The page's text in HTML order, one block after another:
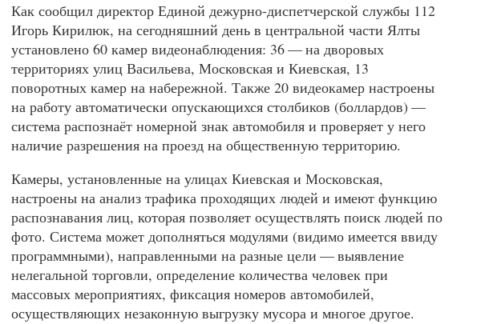
Как сообщил директор Единой дежурно-диспетчерской службы 112
Игорь Кирилюк, на сегодняшний день в центральной части Ялты
установлено 60 камер видеонаблюдения: 36 — на дворовых
территориях улиц Васильева, Московская и Киевская, 13
поворотных камер на набережной. Также 20 видеокамер настроены
на работу автоматически опускающихся столбиков (боллардов) —
система распознаёт номерной знак автомобиля и проверяет у него
наличие разрешения на проезд на общественную территорию.
Камеры, установленные на улицах Киевская и Московская,
настроены на анализ трафика проходящих людей и имеют функцию
распознавания лиц, которая позволяет осуществлять поиск людей по
фото. Система может дополняться модулями (видимо имеется ввиду
программными), направленными на разные цели — выявление
нелегальной торговли, определение количества человек при
массовых мероприятиях, фиксация номеров автомобилей,
осуществляющих незаконную выгрузку мусора и многое другое.